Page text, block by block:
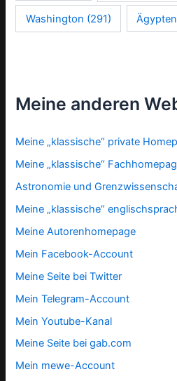
Washington (291) Ägypten
Meine anderen
Meine „klassische“ private
Meine „klassische“
Astronomie und
Meine „klassische“
Meine Autorenhomepage
Mein Facebook-Account
Meine Seite bei Twitter
Mein Telegram-Account
Mein Youtube-Kanal
Meine Seite bei gab.com
Mein mewe-Account